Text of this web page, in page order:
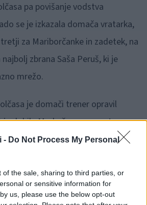
- Do Not Process My Personal
of the sale, sharing to third parties, or
or sensitive information for
us, please use the below opt-out
pa povišanje vodstva
se je izkazala domača vratarka,
za Mariborčanke in zadetek, na
zbrana Saša Peruš, ki je
mrežo.
je domači trener opravil
dobila Merkačeva, namesto
pa je zopet udarila Milošičeva, ki
na sredini igrišča je
Eva Mirtič, sledil je prosti strel,